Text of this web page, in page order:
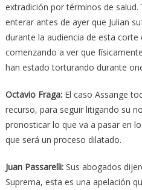
extradición por términos de
enterar antes de ayer que Julian
durante la audiencia de esta
comenzando a ver que
han estado torturando durante
Octavio Fraga:El caso Assange
recurso, para seguir litigando su
pronosticar lo que va a pasar en
que será un proceso dilatado.
Juan Passarelli:Sus abogados
Suprema, esta es una apelación